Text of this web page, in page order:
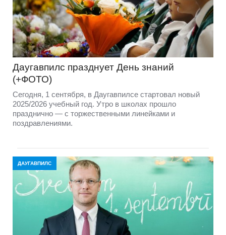
Даугавпилс празднует День знаний
(+ФОТО)
Сегодня, 1 сентября, в Даугавпилсе стартовал новый
2025/2026 учебный год. Утро в школах прошло
празднично — с торжественными линейками и
поздравлениями.
ДАУГАВПИЛС